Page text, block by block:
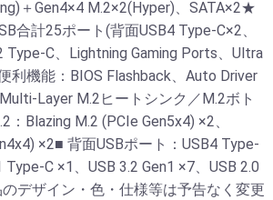
＋Gen4×4 M.2×2(Hyper)、SATA×2★
合計25ポート(背面USB4 Type-C×2、
Type-C、Lightning Gaming Ports、Ultra
利機能：BIOS Flashback、Auto Driver
Layer M.2ヒートシンク／M.2ボト
Blazing M.2 (PCIe Gen5x4) ×2、
×2■ 背面USBポート：USB4 Type-
Type-C ×1、USB 3.2 Gen1 ×7、USB 2.0
デザイン・色・仕様等は予告なく変更